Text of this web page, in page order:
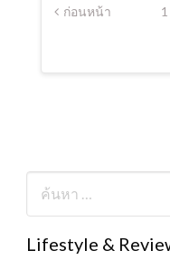
pagination
ก่อนหน้า 1
Lifestyle &